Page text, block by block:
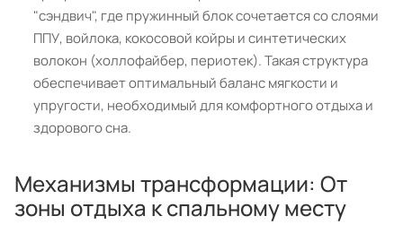
"сэндвич", где пружинный блок сочетается со слоями
ППУ, войлока, кокосовой койры и синтетических
волокон (холлофайбер, периотек). Такая структура
обеспечивает оптимальный баланс мягкости и
упругости, необходимый для комфортного отдыха и
здорового сна.
Механизмы трансформации: От
зоны отдыха к спальному месту